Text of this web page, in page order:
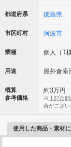
都道府県 徳島県
市区町村 阿波市
業種 個人（T様
用途 屋外倉庫
概算
参考価格
約3万円
※上記金額
合がござい
使用した商品・素材